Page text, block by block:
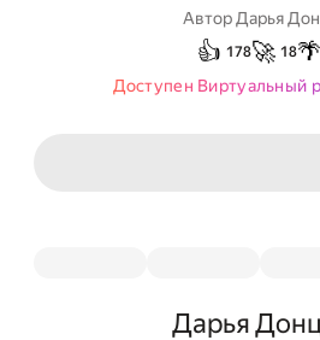
Автор Дарья
👍 178🚀 18🌴
Доступен Виртуальный
Дарья